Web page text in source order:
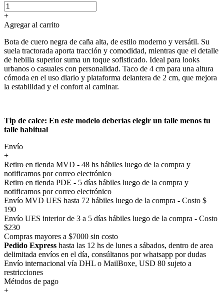
+
Agregar al carrito
Bota de cuero negra de caña alta, de estilo moderno y versátil. Su
suela tractorada aporta tracción y comodidad, mientras que el detalle
de hebilla superior suma un toque sofisticado. Ideal para looks
urbanos o casuales con personalidad. Taco de 4 cm para una altura
cómoda en el uso diario y plataforma delantera de 2 cm, que mejora
la estabilidad y el confort al caminar.
Tip de calce: En este modelo deberías elegir un talle menos tu
talle habitual
Envío
+
Retiro en tienda MVD - 48 hs hábiles luego de la compra y
notificamos por correo electrónico
Retiro en tienda PDE - 5 días hábiles luego de la compra y
notificamos por correo electrónico
Envío MVD UES hasta 72 hábiles luego de la compra - Costo $
190
Envío UES interior de 3 a 5 días hábiles luego de la compra - Costo
$230
Compras mayores a $7000 sin costo
Pedido Express hasta las 12 hs de lunes a sábados, dentro de area
delimitada envíos en el día, consúltanos por whatsapp por dudas
Envío internacional vía DHL o MailBoxe, USD 80 sujeto a
restricciones
Métodos de pago
+